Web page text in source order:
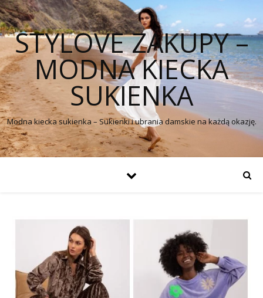
STYLOVE ZAKUPY –
MODNA KIECKA
SUKIENKA
Modna kiecka sukienka – Sukienki i ubrania damskie na każdą okazję.